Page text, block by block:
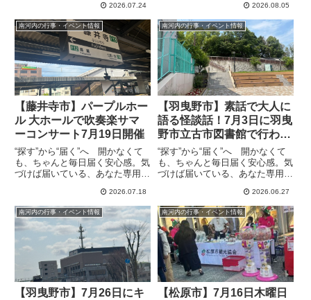
す。南岡納涼盆踊りタイムスケジ
ュールは以下の通りです。①15
時頃〜夜店スタート！ お求めや
すい価格で提供射的...
2026.07.24
取り、光博とそのファミリー社中
によると、盆踊り後半戦のスケジ
ュールが発表され、第一弾は羽曳
野市の尺度盆踊り...
2026.08.05
南河内の行事・イベント情報
【藤井寺市】パープルホー
ル 大ホールで吹奏楽サマ
ーコンサート7月19日開催
“探す”から“届く”へ 開かなくて
も、ちゃんと毎日届く安心感。気
づけば届いている、あなた専用の
ル 大ホールで吹奏楽サマーコン
サートが7月19日に開催されま
す。13:00 開演（12:30 開場）で
入場...
2026.07.18
南河内の行事・イベント情報
【羽曳野市】素話で大人に
語る怪談話！7月3日に羽曳
野市立古市図書館で行われ
ます。
“探す”から“届く”へ 開かなくて
も、ちゃんと毎日届く安心感。気
づけば届いている、あなた専用の
の13:30から羽曳野市立古市図書
館で大人に語る怪談が行われま
す。図書館が主催するイベントで
参加費も申し...
2026.06.27
南河内の行事・イベント情報
【羽曳野市】7月26日にキ
南河内の行事・イベント情報
【松原市】7月16日木曜日